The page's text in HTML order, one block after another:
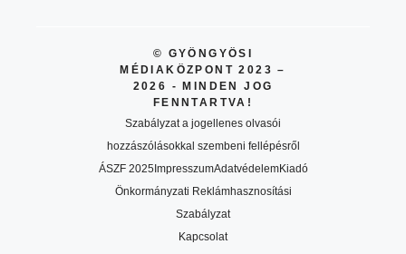
© GYÖNGYÖSI
MÉDIAKÖZPONT 2023 –
2026 - MINDEN JOG
FENNTARTVA!
Szabályzat a jogellenes olvasói
hozzászólásokkal szembeni fellépésről
ÁSZF 2025ImpresszumAdatvédelemKiadó
Önkormányzati Reklámhasznosítási
Szabályzat
Kapcsolat